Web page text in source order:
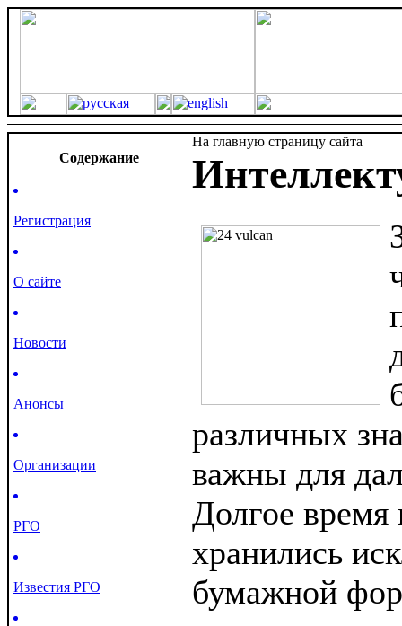
Cодержание
Регистрация
О сайте
Новости
Анонсы
Организации
РГО
Известия РГО
На главную страницу сайта
различных
важны для
Долгое время
хранились
бумажной